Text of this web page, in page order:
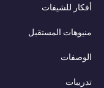
للشيفات
المستقبل